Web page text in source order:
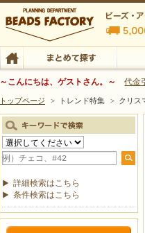
ビーズファクトリー ビーズ・パーツ
TOP まとめて探す
～こんにちは、ゲストさん。～ 代金
トップページ > トレンド特集 > クリス
詳細検索はこちら
条件検索はこちら